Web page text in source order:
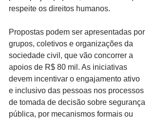
respeite os direitos humanos.
Propostas podem ser apresentadas por
grupos, coletivos e organizações da
sociedade civil, que vão concorrer a
apoios de R$ 80 mil. As iniciativas
devem incentivar o engajamento ativo
e inclusivo das pessoas nos processos
de tomada de decisão sobre segurança
pública, por mecanismos formais ou